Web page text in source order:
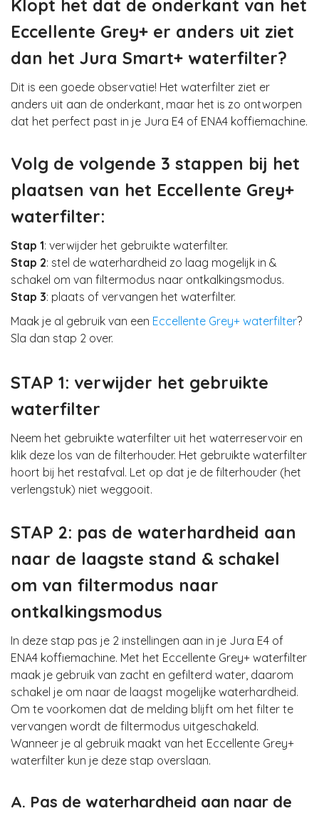
Klopt het dat de onderkant van het
Eccellente Grey+ er anders uit ziet
dan het Jura Smart+ waterfilter?
Dit is een goede observatie! Het waterfilter ziet er
anders uit aan de onderkant, maar het is zo ontworpen
dat het perfect past in je Jura E4 of ENA4 koffiemachine.
Volg de volgende 3 stappen bij het
plaatsen van het Eccellente Grey+
waterfilter:
Stap 1: verwijder het gebruikte waterfilter.
Stap 2: stel de waterhardheid zo laag mogelijk in &
schakel om van filtermodus naar ontkalkingsmodus.
Stap 3: plaats of vervangen het waterfilter.
Maak je al gebruik van een Eccellente Grey+ waterfilter?
Sla dan stap 2 over.
STAP 1: verwijder het gebruikte
waterfilter
Neem het gebruikte waterfilter uit het waterreservoir en
klik deze los van de filterhouder. Het gebruikte waterfilter
hoort bij het restafval. Let op dat je de filterhouder (het
verlengstuk) niet weggooit.
STAP 2: pas de waterhardheid aan
naar de laagste stand & schakel
om van filtermodus naar
ontkalkingsmodus
In deze stap pas je 2 instellingen aan in je Jura E4 of
ENA4 koffiemachine. Met het Eccellente Grey+ waterfilter
maak je gebruik van zacht en gefilterd water, daarom
schakel je om naar de laagst mogelijke waterhardheid.
Om te voorkomen dat de melding blijft om het filter te
vervangen wordt de filtermodus uitgeschakeld.
Wanneer je al gebruik maakt van het Eccellente Grey+
waterfilter kun je deze stap overslaan.
A. Pas de waterhardheid aan naar de